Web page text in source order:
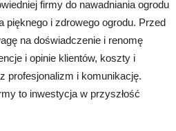
firmy do nawadniania ogrodu
pięknego i zdrowego ogrodu. Przed
na doświadczenie i renomę
i opinie klientów, koszty i
profesjonalizm i komunikację.
to inwestycja w przyszłość